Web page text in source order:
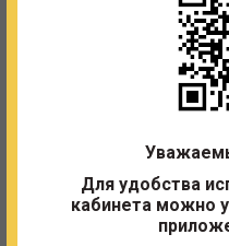
Для кого разработана
Для тех, кто
наблюдении по
изменений
Для тех, кто
лечащего врача;
Для женщин,
Для удобства
кабинета можно